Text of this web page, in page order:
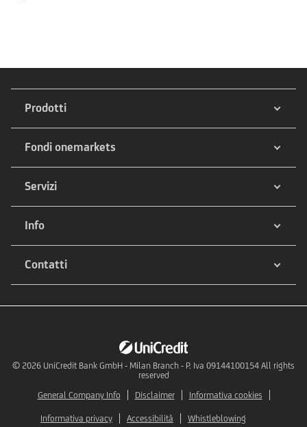
Prodotti
Fondi onemarkets
Servizi
Info
Contatti
© 2026 UniCredit Bank GmbH - Milan Branch - P. Iva 09144100154 All rights
reserved
General Company Info
Disclaimer Informativa cookies
Informativa privacy Accessibilità Whistleblowing